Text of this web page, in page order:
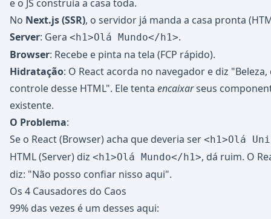
e o JS construía a casa toda.
No Next.js (SSR), o servidor já manda a casa pronta
Server: Gera <h1>Olá Mundo</h1>.
Browser: Recebe e pinta na tela (FCP rápido).
Hidratação: O React acorda no navegador e diz
controle desse HTML". Ele tenta encaixarseus
existente.
O Problema:
Se o React (Browser) acha que deveria ser <h1>Olá
HTML (Server) diz <h1>Olá Mundo</h1>, dá ruim. O
diz: "Não posso confiar nisso aqui".
Os 4 Causadores do Caos
99% das vezes é um desses aqui: